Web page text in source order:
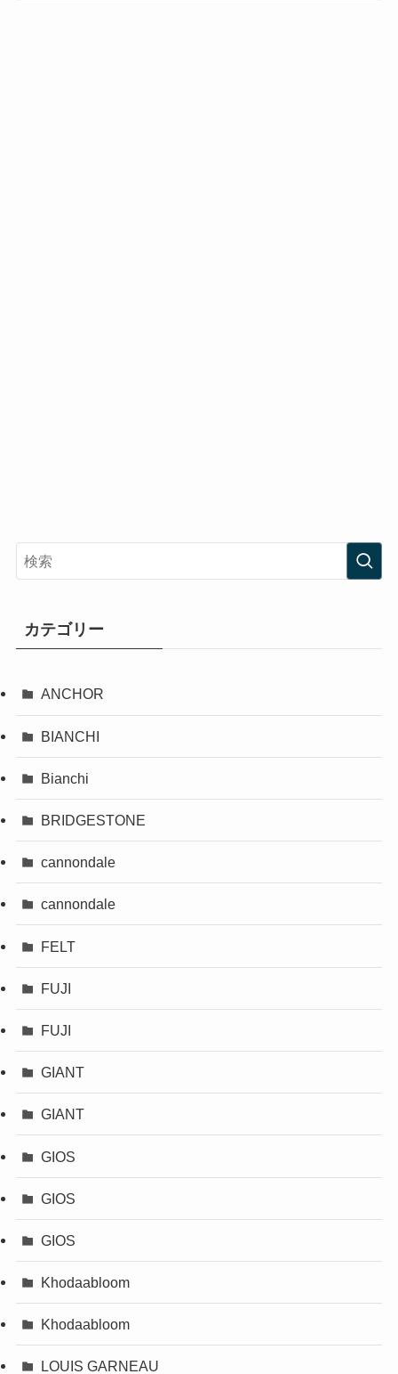
カテゴリー
ANCHOR
BIANCHI
Bianchi
BRIDGESTONE
cannondale
cannondale
FELT
FUJI
FUJI
GIANT
GIANT
GIOS
GIOS
GIOS
Khodaabloom
Khodaabloom
LOUIS GARNEAU